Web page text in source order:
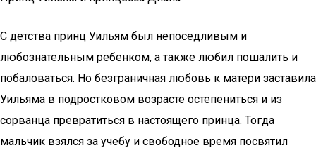
С детства принц Уильям был непоседливым и
любознательным ребенком, а также любил пошалить и
побаловаться. Но безграничная любовь к матери заставила
Уильяма в подростковом возрасте остепениться и из
сорванца превратиться в настоящего принца. Тогда
мальчик взялся за учебу и свободное время посвятил